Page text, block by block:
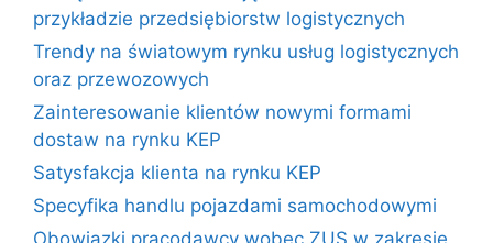
przykładzie przedsiębiorstw logistycznych
Trendy na światowym rynku usług logistycznych
oraz przewozowych
Zainteresowanie klientów nowymi formami
dostaw na rynku KEP
Satysfakcja klienta na rynku KEP
Specyfika handlu pojazdami samochodowymi
Obowiązki pracodawcy wobec ZUS w zakresie